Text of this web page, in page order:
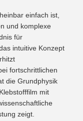
einfach ist,
und komplexe
für
intuitive Konzept
fortschrittlichen
die Grundphysik
mit
zeigt.